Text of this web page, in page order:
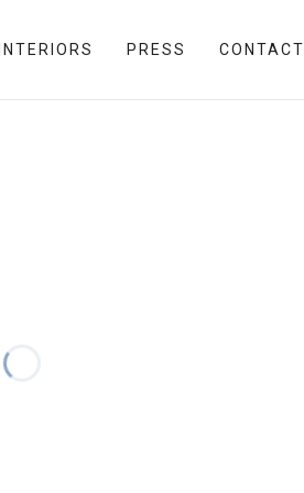
INTERIORS PRESS CONTACT